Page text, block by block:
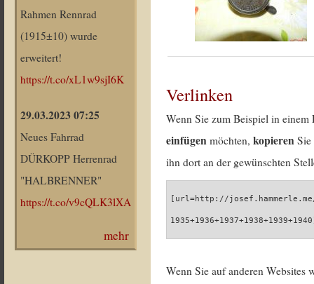
Rahmen Rennrad
(1915±10) wurde
erweitert!
https://t.co/xL1w9sjI6K
29.03.2023 07:25
Neues Fahrrad
DÜRKOPP Herrenrad
"HALBRENNER"
https://t.co/v9cQLK3lXA
mehr
Verlinken
Wenn Sie zum Beispiel in
einfügen möchten,kopieren
ihn dort an der gewünschten
[url=http://
Wenn Sie auf anderen